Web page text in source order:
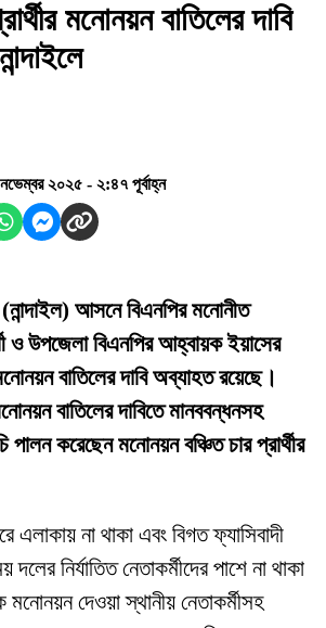
মনোনয়ন বাতিলের দাবি
২০২৫ - ২:৪৭ পূর্বাহ্ন
আসনে বিএনপির মনোনীত
ও উপজেলা বিএনপির আহ্বায়ক ইয়াসের
বাতিলের দাবি অব্যাহত রয়েছে।
বাতিলের দাবিতে মানববন্ধনসহ
পালন করেছেন মনোনয়ন বঞ্চিত চার প্রার্থীর
এলাকায় না থাকা এবং বিগত ফ্যাসিবাদী
নির্যাতিত নেতাকর্মীদের পাশে না থাকা
মনোনয়ন দেওয়া স্থানীয় নেতাকর্মীসহ